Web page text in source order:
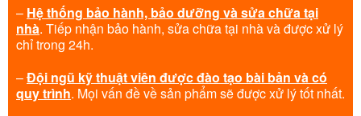
– Hệ thống bảo hành, bảo dưỡng và sửa chữa tại
nhà. Tiếp nhận bảo hành, sửa chữa tại nhà và được xử lý
chỉ trong 24h.
–Đội ngũ kỹ thuật viên được đào tạo bài bản và có
quy trình. Mọi vấn đề về sản phẩm sẽ được xử lý tốt nhất.